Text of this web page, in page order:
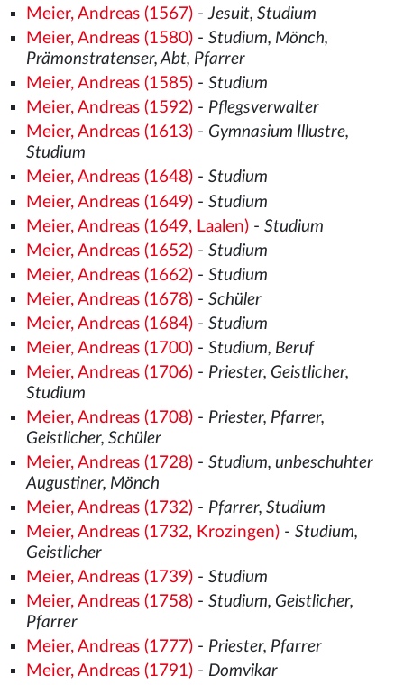
Meier, Andreas (1567)-Jesuit, Studium
Meier, Andreas (1580)- Studium, Mönch,
Prämonstratenser, Abt, Pfarrer
Meier, Andreas (1585)- Studium
Meier, Andreas (1592)- Pflegsverwalter
Meier, Andreas (1613)- Gymnasium Illustre,
Studium
Meier, Andreas (1648)- Studium
Meier, Andreas (1649)- Studium
Meier, Andreas (1649, Laalen)- Studium
Meier, Andreas (1652)- Studium
Meier, Andreas (1662)- Studium
Meier, Andreas (1678)- Schüler
Meier, Andreas (1684)- Studium
Meier, Andreas (1700)- Studium, Beruf
Meier, Andreas (1706)- Priester, Geistlicher,
Studium
Meier, Andreas (1708)- Priester, Pfarrer,
Geistlicher, Schüler
Meier, Andreas (1728)- Studium, unbeschuhter
Augustiner, Mönch
Meier, Andreas (1732)- Pfarrer, Studium
Meier, Andreas (1732, Krozingen)- Studium,
Geistlicher
Meier, Andreas (1739)- Studium
Meier, Andreas (1758)- Studium, Geistlicher,
Pfarrer
Meier, Andreas (1777)- Priester, Pfarrer
Meier, Andreas (1791)- Domvikar